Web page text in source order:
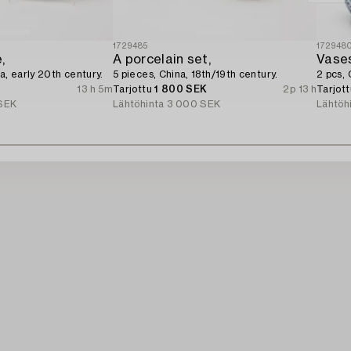
early 20th century.
13 h 5m
1729485
A porcelain set,
5 pieces, China, 18th/19th century.
Tarjottu1 800 SEK
2p 13 h
Lähtöhinta 3 000 SEK
2 pcs,